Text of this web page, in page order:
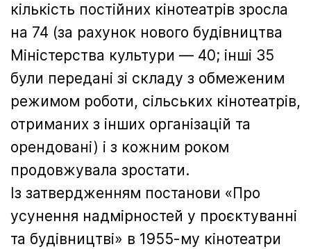
кількість постійних кінотеатрів зросла
на 74 (за рахунок нового будівництва
Міністерства культури — 40; інші 35
були передані зі складу з обмеженим
режимом роботи, сільських кінотеатрів,
отриманих з інших організацій та
орендовані) і з кожним роком
продовжувала зростати.
Із затвердженням постанови «Про
усунення надмірностей у проєктуванні
та будівництві» в 1955-му кінотеатри